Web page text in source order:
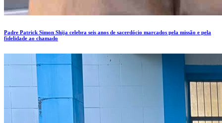
Padre Patrick Simon Shija celebra seis anos de sacerdócio marcados pela missão e pela
fidelidade ao chamado